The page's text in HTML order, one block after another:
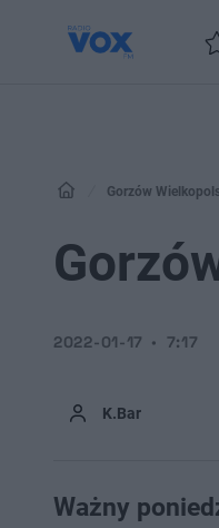
Gorzów
K.Bar
2022-01-17 7:17
Ważny